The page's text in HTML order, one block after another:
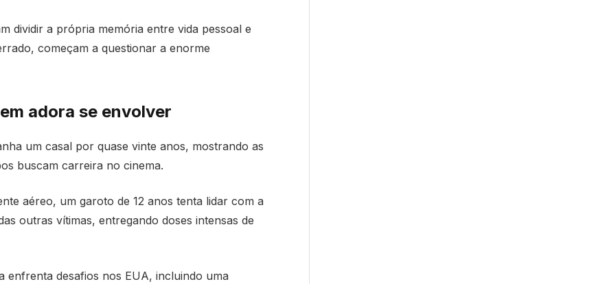
dividir a própria memória entre vida pessoal e
começam a questionar a enorme
adora se envolver
um casal por quase vinte anos, mostrando as
buscam carreira no cinema.
aéreo, um garoto de 12 anos tenta lidar com a
outras vítimas, entregando doses intensas de
enfrenta desafios nos EUA, incluindo uma